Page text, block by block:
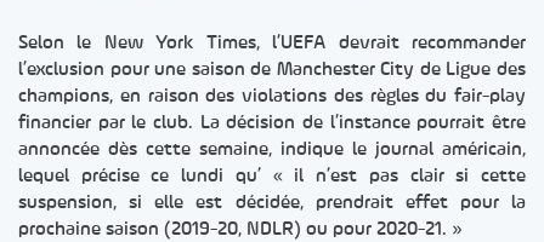
Selon le New York Times, l’UEFA devrait recommander
l’exclusion pour une saison de Manchester City de Ligue des
champions, en raison des violations des règles du fair-play
financier par le club. La décision de l’instance pourrait être
annoncée dès cette semaine, indique le journal américain,
lequel précise ce lundi qu’ « il n’est pas clair si cette
suspension, si elle est décidée, prendrait effet pour la
prochaine saison (2019-20, NDLR) ou pour 2020-21. »